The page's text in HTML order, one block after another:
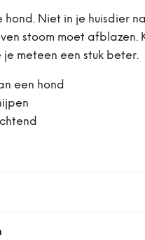
hond. Niet in je huisdier
stoom moet afblazen.
meteen een stuk beter.
een hond